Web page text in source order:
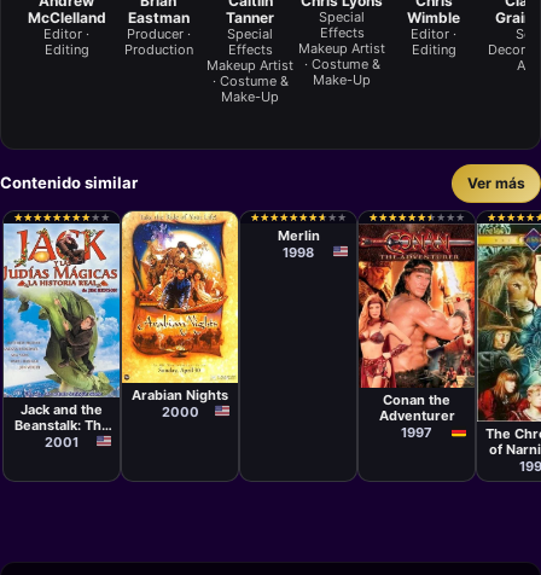
McClelland
Editor ·
Editing
Eastman
Producer ·
Production
Tanner
Special
Effects
Makeup Artist
· Costume &
Make-Up
Special
Effects
Makeup Artist
· Costume &
Make-Up
Wimble
Editor ·
Editing
Set
Art
Contenido similar Ver más
★
★★
★★
★★
★★
★★
★★
★★
★★
★ ★
★
Serie
Jack and the
Beanstalk: The
Real Story
2001
Serie
Arabian Nights
2000
★
★★
★★
★★
★★
★★
★★
★★
★ ★
★ ★
★
Serie
Merlin
1998
★
★★
★★
★★
★★
★★
★★
★ ★
★ ★
★ ★
★
Serie
Conan the
Adventurer
1997
★
★★
★★
★★
★★
★
Serie
Alex
The
of